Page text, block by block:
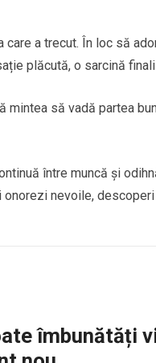
a trecut. În loc să
plăcută, o sarcină
să vadă partea
între muncă și
nevoile,
îmbunătăți